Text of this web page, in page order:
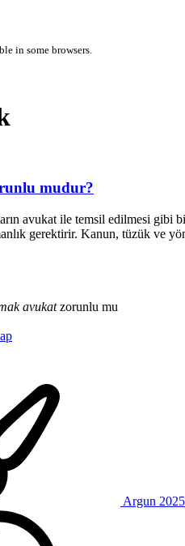
in some browsers.
mudur?
avukat ile temsil edilmesi gibi
gerektirir. Kanun, tüzük ve
avukatzorunlu mu
Argun 2025